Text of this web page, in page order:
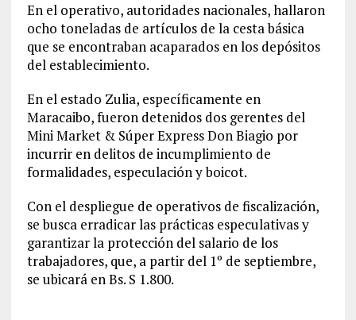
En el operativo, autoridades nacionales, hallaron
ocho toneladas de artículos de la cesta básica
que se encontraban acaparados en los depósitos
del establecimiento.
En el estado Zulia, específicamente en
Maracaibo, fueron detenidos dos gerentes del
Mini Market & Súper Express Don Biagio por
incurrir en delitos de incumplimiento de
formalidades, especulación y boicot.
Con el despliegue de operativos de fiscalización,
se busca erradicar las prácticas especulativas y
garantizar la protección del salario de los
trabajadores, que, a partir del 1º de septiembre,
se ubicará en Bs. S 1.800.